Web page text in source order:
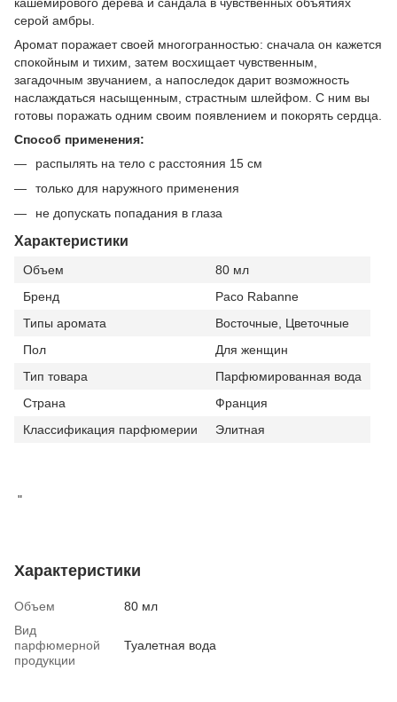
серой амбры.
Аромат поражает своей многогранностью: сначала он кажется
спокойным и тихим, затем восхищает чувственным,
загадочным звучанием, а напоследок дарит возможность
наслаждаться насыщенным, страстным шлейфом. С ним вы
готовы поражать одним своим появлением и покорять сердца.
Способ применения:
распылять на тело с расстояния 15 см
только для наружного применения
не допускать попадания в глаза
Характеристики
Объем
80 мл
Бренд
Paco Rabanne
Типы аромата
Восточные, Цветочные
Пол
Для женщин
Тип товара
Парфюмированная вода
Страна
Франция
Классификация парфюмерии
Элитная
"
Характеристики
Объем
80 мл
Вид
парфюмерной
продукции
Туалетная вода